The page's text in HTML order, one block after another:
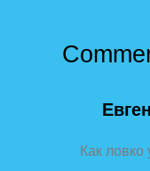
Как ловко